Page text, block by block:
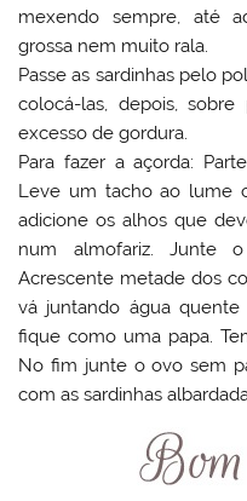
mexendo sempre, até
grossa nem muito rala.
Passe as sardinhas pelo
colocá-las, depois,
excesso de gordura.
Para fazer a açorda:
Leve um tacho ao lume
adicione os alhos que
num almofariz. Junte
Acrescente metade dos
vá juntando água
fique como uma papa.
No fim junte o ovo sem
com as sardinhas